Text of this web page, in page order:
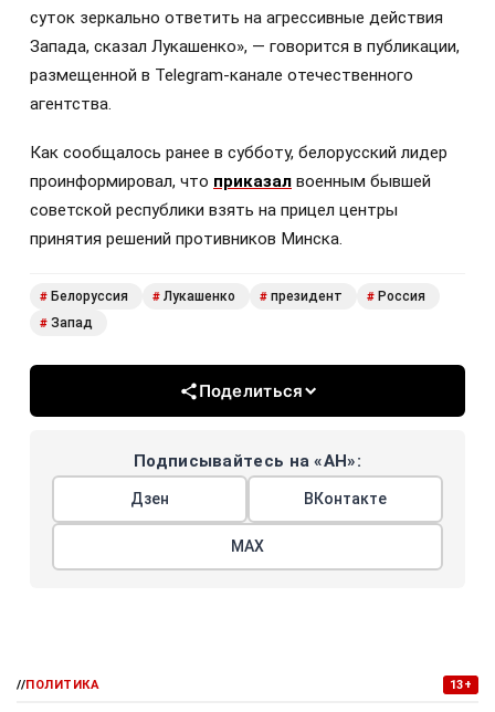
суток зеркально ответить на агрессивные действия
Запада, сказал Лукашенко», — говорится в публикации,
размещенной в Telegram-канале отечественного
агентства.
Как сообщалось ранее в субботу, белорусский лидер
проинформировал, что приказал военным бывшей
советской республики взять на прицел центры
принятия решений противников Минска.
# Белоруссия # Лукашенко # президент # Россия
# Запад
Поделиться
Подписывайтесь на «АН»:
Дзен ВКонтакте
МАХ
//ПОЛИТИКА 13+